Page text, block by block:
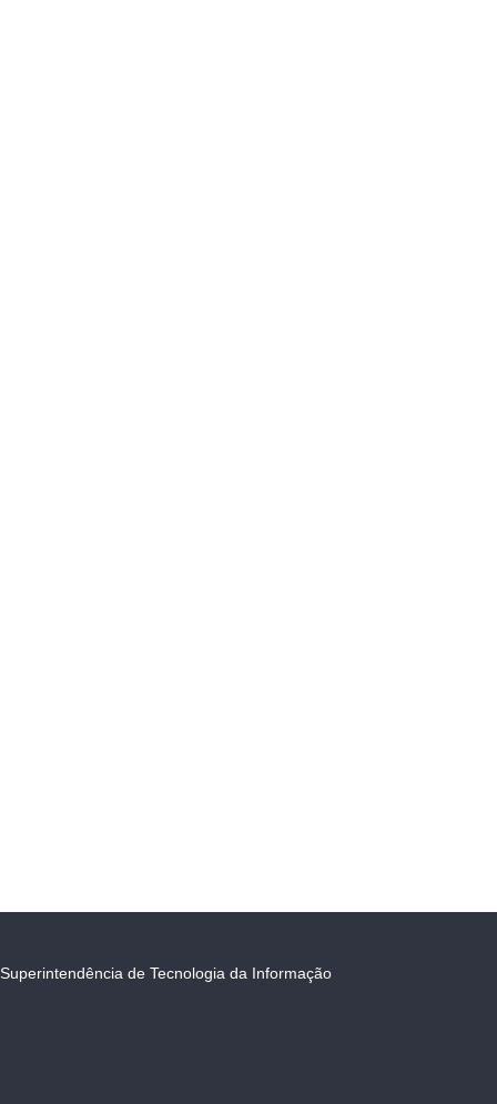
Superintendência de Tecnologia da Informação